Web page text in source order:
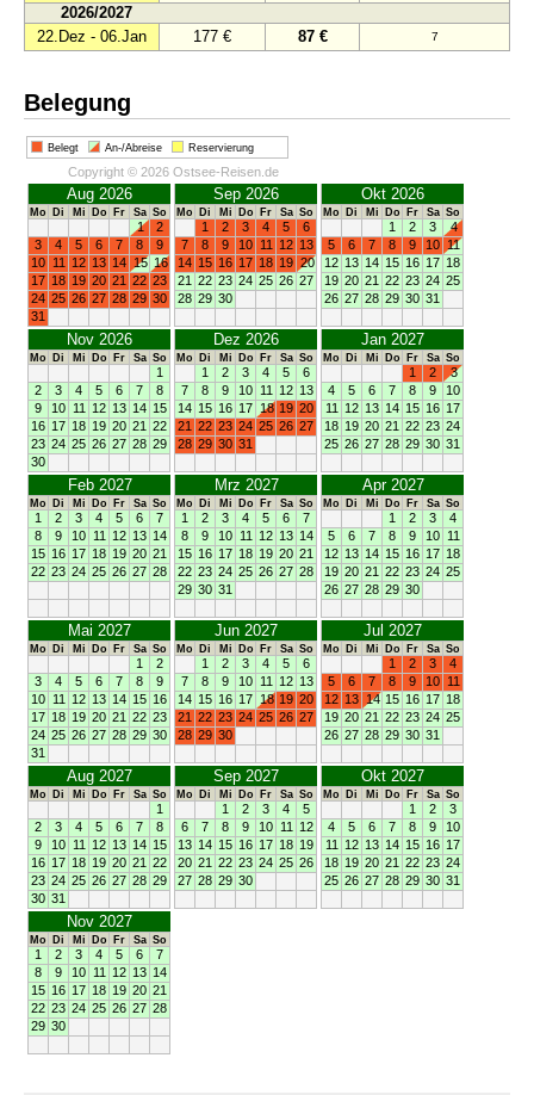
2026/2027
22.Dez - 06.Jan
177 € 87 € 7
Belegung
Belegt An-/Abreise Reservierung
Copyright © 2026 Ostsee-Reisen.de
Aug 2026
Mo Di Mi Do Fr Sa So
1
2
3
4 5 6 7 8
9
10 11 12 13 14 15 16
17 18 19 20 21 22 23
24 25 26 27 28 29 30
31
Sep 2026
Mo Di Mi Do Fr Sa So
1 2 3 4 5
6
7
8 9 10 11 12 13
14 15 16 17 18 19 20
21 22 23 24 25 26 27
28 29 30
Okt 2026
Mo Di Mi Do Fr Sa So
1 2 3
4
5
6 7 8 9 10 11
12 13 14 15 16 17 18
19 20 21 22 23 24 25
26 27 28 29 30 31
Nov 2026
Mo Di Mi Do Fr Sa So
1
2
3 4 5 6 7
8
9
10 11 12 13 14 15
16 17 18 19 20 21 22
23 24 25 26 27 28 29
30
Dez 2026
Mo Di Mi Do Fr Sa So
1 2 3 4 5
6
7
8 9 10 11 12 13
14 15 16 17 18 19 20
21 22 23 24 25 26 27
28 29 30 31
Jan 2027
Mo Di Mi Do Fr Sa So
1 2
3
4
5 6 7 8 9
10
11
12 13 14 15 16 17
18 19 20 21 22 23 24
25 26 27 28 29 30 31
Feb 2027
Mo Di Mi Do Fr Sa So
1 2 3 4 5 6
7
8
9 10 11 12 13 14
15 16 17 18 19 20 21
22 23 24 25 26 27 28
Mrz 2027
Mo Di Mi Do Fr Sa So
1 2 3 4 5 6
7
8
9 10 11 12 13 14
15 16 17 18 19 20 21
22 23 24 25 26 27 28
29 30 31
Apr 2027
Mo Di Mi Do Fr Sa So
1 2 3
4
5
6 7 8 9 10 11
12 13 14 15 16 17 18
19 20 21 22 23 24 25
26 27 28 29 30
Mai 2027
Mo Di Mi Do Fr Sa So
1
2
3
4 5 6 7 8
9
10 11 12 13 14 15 16
17 18 19 20 21 22 23
24 25 26 27 28 29 30
31
Jun 2027
Mo Di Mi Do Fr Sa So
1 2 3 4 5
6
7
8 9 10 11 12 13
14 15 16 17 18 19 20
21 22 23 24 25 26 27
28 29 30
Jul 2027
Mo Di Mi Do Fr Sa So
1 2 3
4
5
6 7 8 9 10 11
12 13 14 15 16 17 18
19 20 21 22 23 24 25
26 27 28 29 30 31
Aug 2027
Mo Di Mi Do Fr Sa So
1
2
3 4 5 6 7
8
9
10 11 12 13 14 15
16 17 18 19 20 21 22
23 24 25 26 27 28 29
30 31
Sep 2027
Mo Di Mi Do Fr Sa So
1 2 3 4
5
6
7 8 9 10 11
12
13 14 15 16 17 18 19
20 21 22 23 24 25 26
27 28 29 30
Okt 2027
Mo Di Mi Do Fr Sa So
1 2
3
4
5 6 7 8 9
10
11
12 13 14 15 16 17
18 19 20 21 22 23 24
25 26 27 28 29 30 31
Nov 2027
Mo Di Mi Do Fr Sa So
1 2 3 4 5 6
7
8
9 10 11 12 13 14
15 16 17 18 19 20 21
22 23 24 25 26 27 28
29 30